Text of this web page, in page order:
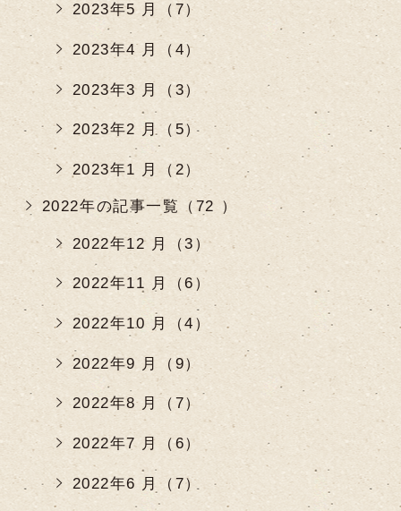
2023年5 月（7）
2023年4 月（4）
2023年3 月（3）
2023年2 月（5）
2023年1 月（2）
2022年の記事一覧（72 ）
2022年12 月（3）
2022年11 月（6）
2022年10 月（4）
2022年9 月（9）
2022年8 月（7）
2022年7 月（6）
2022年6 月（7）